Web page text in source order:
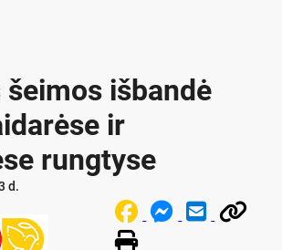
šeimos išbandė
ir
rungtyse
d.